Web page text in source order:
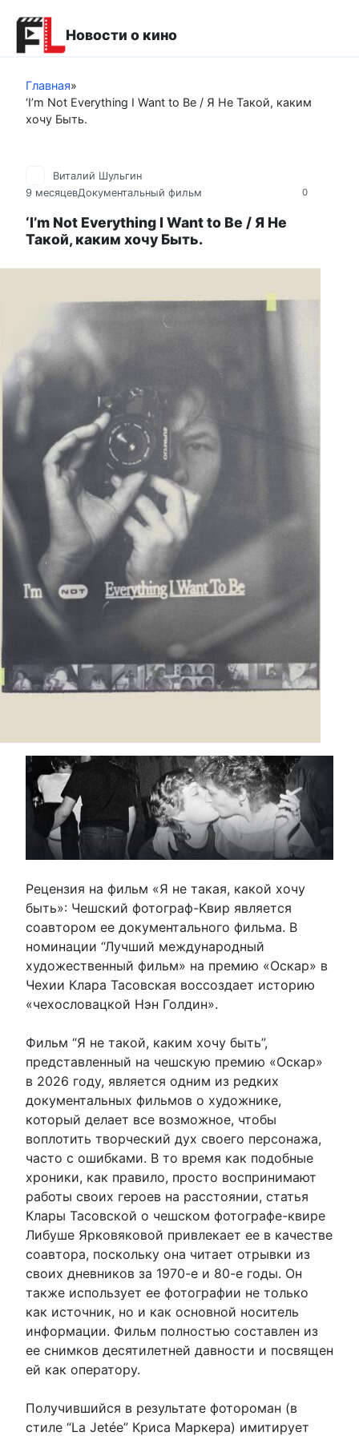
контенту
Новости о кино
Главная»
‘I’m Not Everything I Want to Be / Я Не Такой, каким
хочу Быть.
0
Виталий Шульгин
9 месяцевДокументальный фильм
‘I’m Not Everything I Want to Be / Я Не
Такой, каким хочу Быть.
Рецензия на фильм «Я не такая, какой хочу
быть»: Чешский фотограф-Квир является
соавтором ее документального фильма. В
номинации “Лучший международный
художественный фильм» на премию «Оскар» в
Чехии Клара Тасовская воссоздает историю
«чехословацкой Нэн Голдин».
Фильм “Я не такой, каким хочу быть”,
представленный на чешскую премию «Оскар»
в 2026 году, является одним из редких
документальных фильмов о художнике,
который делает все возможное, чтобы
воплотить творческий дух своего персонажа,
часто с ошибками. В то время как подобные
хроники, как правило, просто воспринимают
работы своих героев на расстоянии, статья
Клары Тасовской о чешском фотографе-квире
Либуше Ярковяковой привлекает ее в качестве
соавтора, поскольку она читает отрывки из
своих дневников за 1970-е и 80-е годы. Он
также использует ее фотографии не только
как источник, но и как основной носитель
информации. Фильм полностью составлен из
ее снимков десятилетней давности и посвящен
ей как оператору.
Получившийся в результате фотороман (в
стиле “La Jetée” Криса Маркера) имитирует